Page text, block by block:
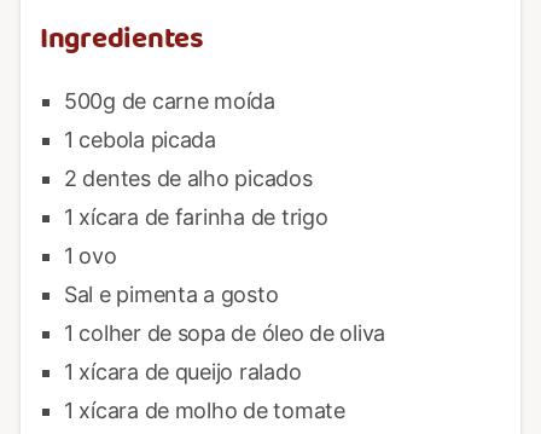
Ingredientes
500g de carne moída
1 cebola picada
2 dentes de alho picados
1 xícara de farinha de trigo
1 ovo
Sal e pimenta a gosto
1 colher de sopa de óleo de oliva
1 xícara de queijo ralado
1 xícara de molho de tomate